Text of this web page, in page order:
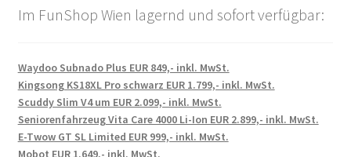
Im FunShop Wien lagernd und sofort verfügbar:
Waydoo Subnado Plus EUR 849,- inkl. MwSt.
Kingsong KS18XL Pro schwarz EUR 1.799,- inkl. MwSt.
Scuddy Slim V4 um EUR 2.099,- inkl. MwSt.
Seniorenfahrzeug Vita Care 4000 Li-Ion EUR 2.899,- inkl. MwSt.
E-Twow GT SL Limited EUR 999,- inkl. MwSt.
Mobot EUR 1.649,- inkl. MwSt.